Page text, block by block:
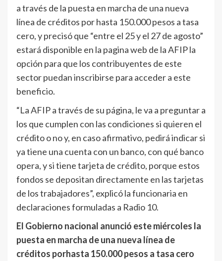
a través de la puesta en marcha de una nueva
línea de créditos por hasta 150.000 pesos a tasa
cero, y precisó que “entre el 25 y el 27 de agosto”
estará disponible en la pagina web de la AFIP la
opción para que los contribuyentes de este
sector puedan inscribirse para acceder a este
beneficio.
“La AFIP a través de su página, le va a preguntar a
los que cumplen con las condiciones si quieren el
crédito o no y, en caso afirmativo, pedirá indicar si
ya tiene una cuenta con un banco, con qué banco
opera, y si tiene tarjeta de crédito, porque estos
fondos se depositan directamente en las tarjetas
de los trabajadores”, explicó la funcionaria en
declaraciones formuladas a Radio 10.
El Gobierno nacional anunció este miércoles la
puesta en marcha de una nueva línea de
créditos porhasta 150.000 pesos a tasa cero